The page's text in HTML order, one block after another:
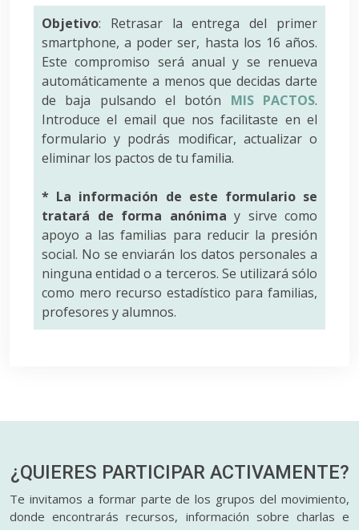
Objetivo: Retrasar la entrega del primer
smartphone, a poder ser, hasta los 16 años.
Este compromiso será anual y se renueva
automáticamente a menos que decidas darte
de baja pulsando el botón MIS PACTOS.
Introduce el email que nos facilitaste en el
formulario y podrás modificar, actualizar o
eliminar los pactos de tu familia.
* La información de este formulario se
tratará de forma anónima y sirve como
apoyo a las familias para reducir la presión
social. No se enviarán los datos personales a
ninguna entidad o a terceros. Se utilizará sólo
como mero recurso estadístico para familias,
profesores y alumnos.
¿QUIERES PARTICIPAR ACTIVAMENTE?
Te invitamos a formar parte de los grupos del movimiento,
donde encontrarás recursos, información sobre charlas e